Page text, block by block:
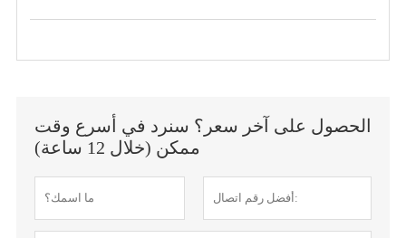
الحصول على آخر سعر؟ سنرد في أسرع وقت
ممكن (خلال 12 ساعة)